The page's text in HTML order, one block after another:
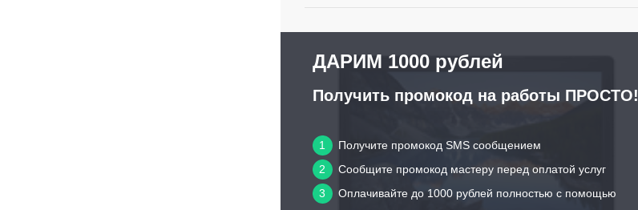
ДАРИМ 1000 рублей
Получить промокод на работы ПРОСТО!
1
Получите промокод SMS сообщением
2
Сообщите промокод мастеру перед оплатой услуг
3
Оплачивайте до 1000 рублей полностью с помощью